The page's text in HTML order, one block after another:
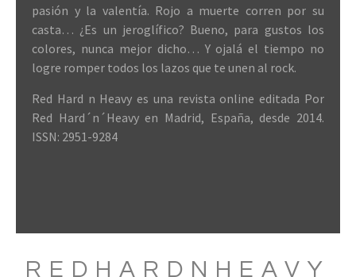
pasión y la valentía. Rojo a muerte corren por su
casta… ¿Es un jeroglífico? Bueno, para gustos los
colores, nunca mejor dicho… Y ojalá el tiempo no
logre romper todos los lazos que te unen al rock.
Red Hard n Heavy es una revista online editada Por
Red Hard´n´Heavy en Madrid, España, desde 2014.
ISSN: 2951-9284
REDHARDNHEAVY